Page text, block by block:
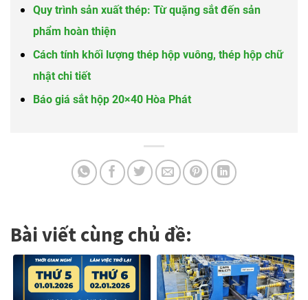
Quy trình sản xuất thép: Từ quặng sắt đến sản
phẩm hoàn thiện
Cách tính khối lượng thép hộp vuông, thép hộp chữ
nhật chi tiết
Báo giá sắt hộp 20×40 Hòa Phát
Bài viết cùng chủ đề: